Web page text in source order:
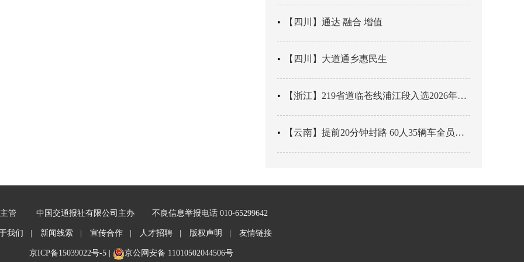
【四川】通达 融合 增值
【四川】大道通乡惠民生
【浙江】219省道临苍线浦江段入选2026年度美丽公路项目展示交流活动名单
【云南】提前20分钟封路 60人35辆车全员平安
管 中国交通报社有限公司主办 不良信息举报电话 010-65299642
我们 | 新闻线索 | 宣传合作 | 人才招聘 | 版权声明 | 友情链接
京ICP备15039022号-5| 京公网安备 11010502044506号